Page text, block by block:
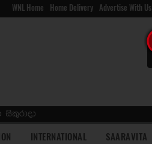
WNL Home Home Delivery Advertise With Us
INTERNATIONAL SAARAVITA